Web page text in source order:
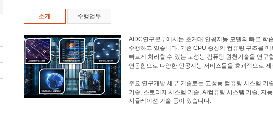
소개 수행업무
AIDC연구본부에서는 초거대 인공지능 모델의 빠른 학
수행하고 있습니다. 기존 CPU 중심의 컴퓨팅 구조를
빠르게 처리할 수 있는 고성능 컴퓨팅 원천기술을 연
연동함으로 다양한 인공지능 서비스들을 효과적으로
주요 연구개발 세부 기술로는 고성능 컴퓨팅 시스템 기
기술, 스토리지 시스템 기술, AI컴퓨팅 시스템 기술, 지
시뮬레이션 기술 등이 있습니다.